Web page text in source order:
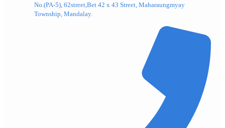
No.(PA-5), 62street,Bet 42 x 43 Street, Maharaungmyay
Township, Mandalay.